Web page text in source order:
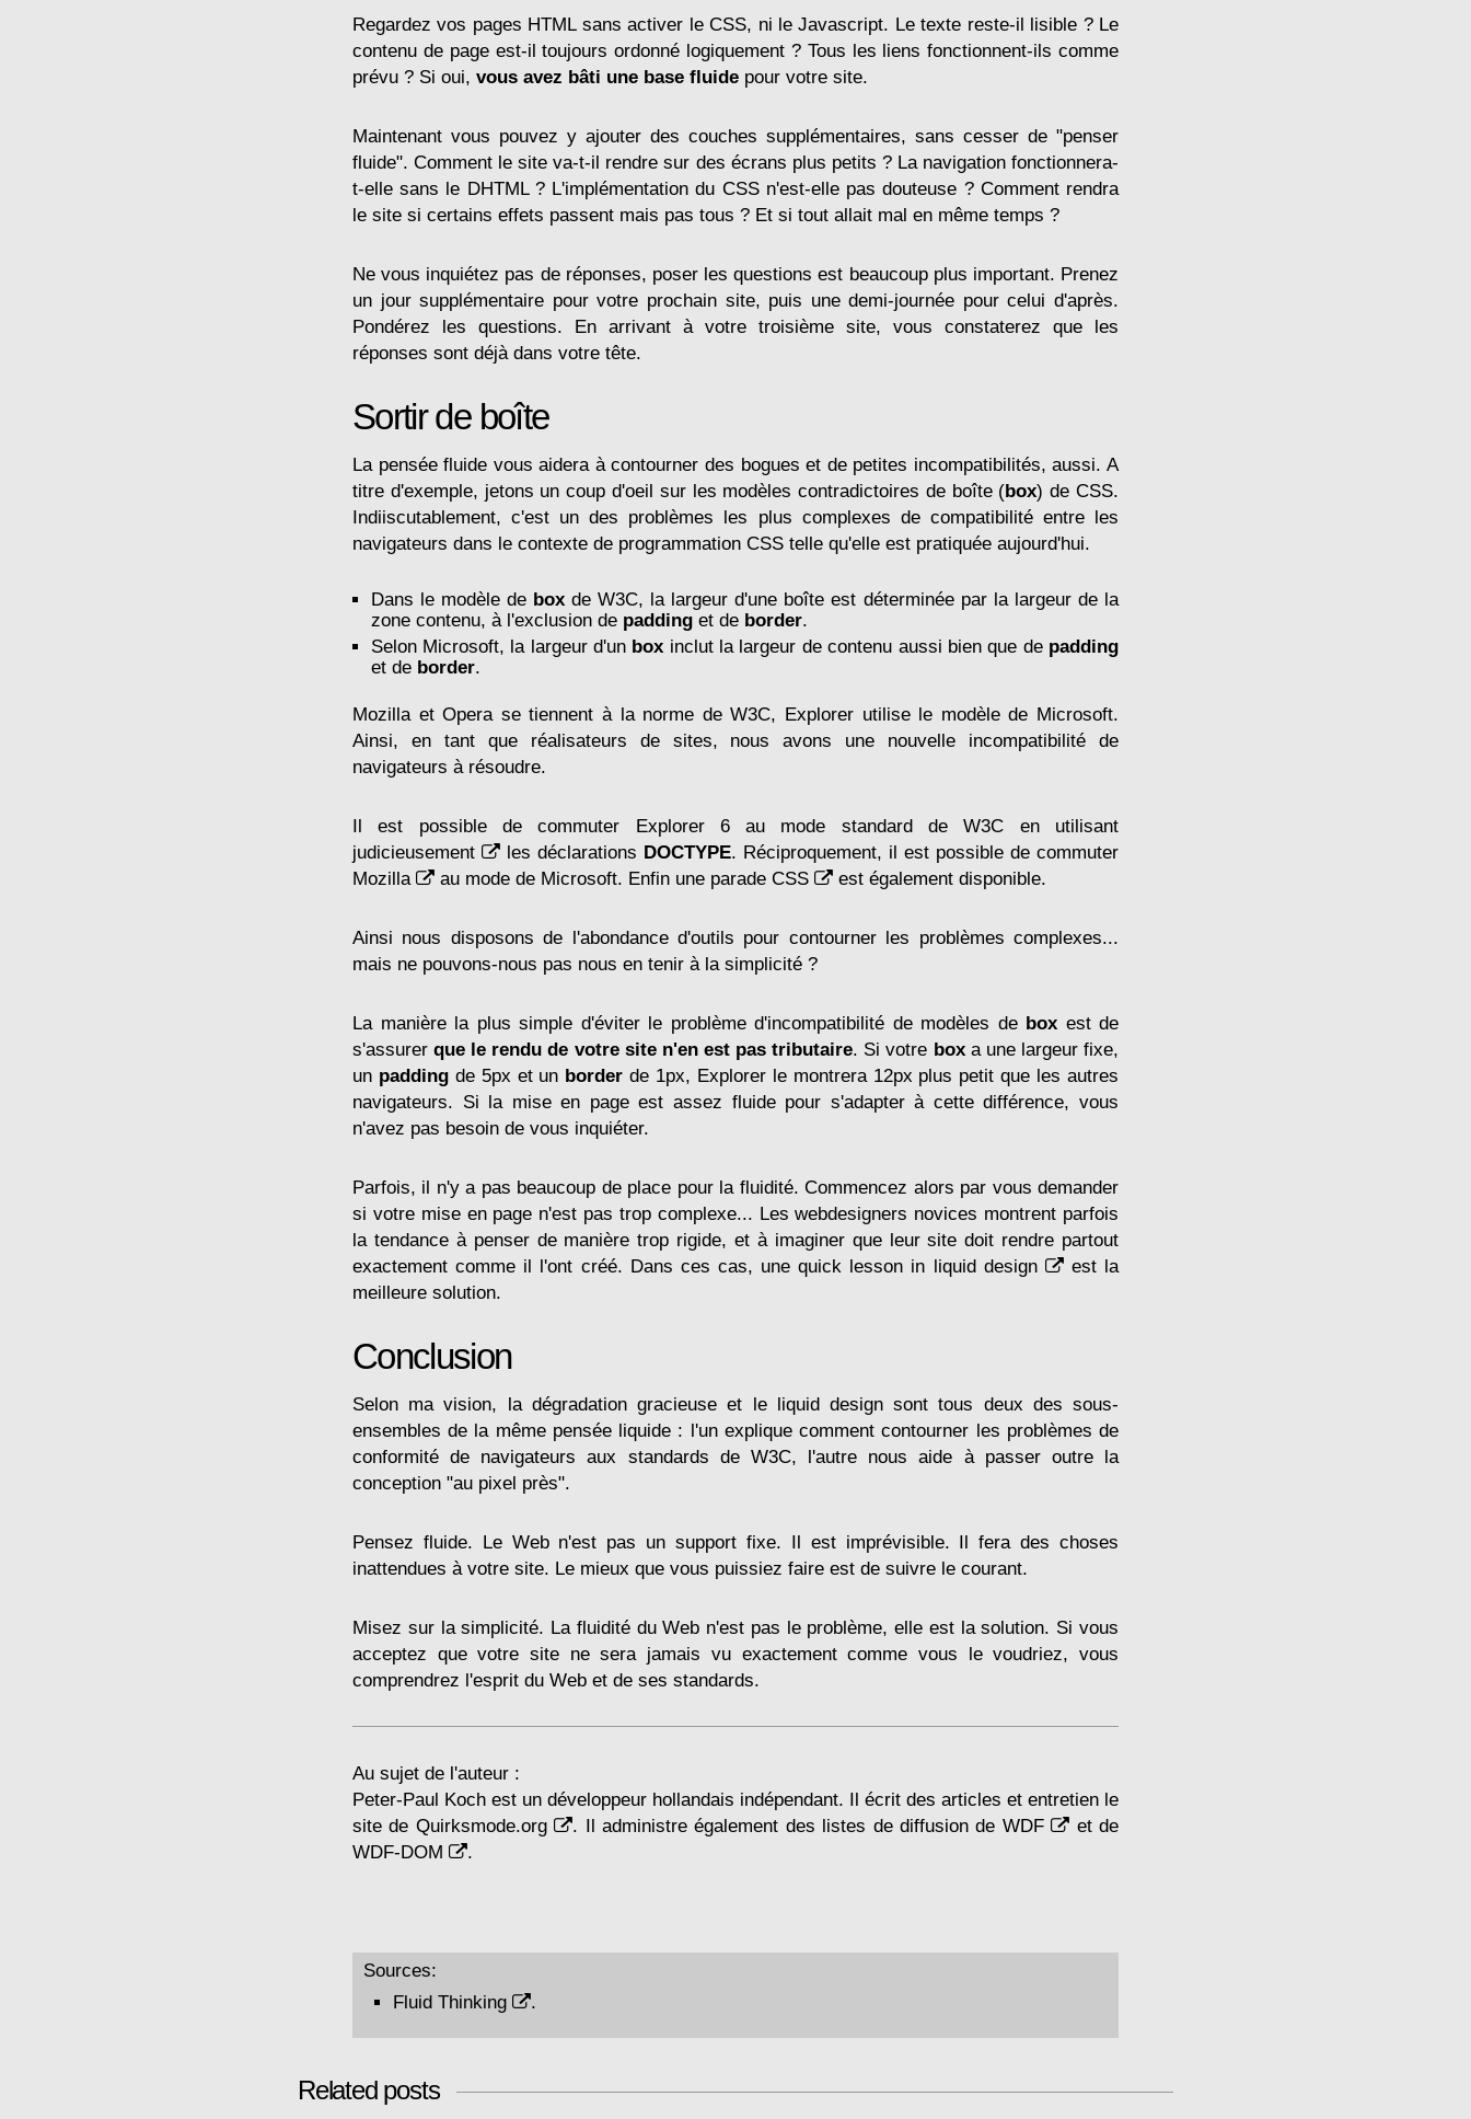
Regardez vos pages HTML sans activer le CSS, ni le Javascript. Le texte reste-il lisible ? Le
contenu de page est-il toujours ordonné logiquement ? Tous les liens fonctionnent-ils comme
prévu ? Si oui, vous avez bâti une base fluide pour votre site.
Maintenant vous pouvez y ajouter des couches supplémentaires, sans cesser de "penser
fluide". Comment le site va-t-il rendre sur des écrans plus petits ? La navigation fonctionnera-
t-elle sans le DHTML ? L'implémentation du CSS n'est-elle pas douteuse ? Comment rendra
le site si certains effets passent mais pas tous ? Et si tout allait mal en même temps ?
Ne vous inquiétez pas de réponses, poser les questions est beaucoup plus important. Prenez
un jour supplémentaire pour votre prochain site, puis une demi-journée pour celui d'après.
Pondérez les questions. En arrivant à votre troisième site, vous constaterez que les
réponses sont déjà dans votre tête.
Sortir de boîte
La pensée fluide vous aidera à contourner des bogues et de petites incompatibilités, aussi. A
titre d'exemple, jetons un coup d'oeil sur les modèles contradictoires de boîte (box) de CSS.
Indiiscutablement, c'est un des problèmes les plus complexes de compatibilité entre les
navigateurs dans le contexte de programmation CSS telle qu'elle est pratiquée aujourd'hui.
Dans le modèle de boxde W3C, la largeur d'une boîte est déterminée par la largeur de la
zone contenu, à l'exclusion de paddinget de border.
Selon Microsoft, la largeur d'un box inclut la largeur de contenu aussi bien que de padding
et de border.
Mozilla et Opera se tiennent à la norme de W3C, Explorer utilise le modèle de Microsoft.
Ainsi, en tant que réalisateurs de sites, nous avons une nouvelle incompatibilité de
navigateurs à résoudre.
Il est possible de commuter Explorer 6 au mode standard de W3C en utilisant
judicieusement
les déclarations DOCTYPE. Réciproquement, il est possible de commuter
Mozilla
au mode de Microsoft. Enfin une parade CSS est également disponible.
Ainsi nous disposons de l'abondance d'outils pour contourner les problèmes complexes...
mais ne pouvons-nous pas nous en tenir à la simplicité ?
La manière la plus simple d'éviter le problème d'incompatibilité de modèles de box est de
s'assurerque le rendu de votre site n'en est pas tributaire. Si votre boxa une largeur fixe,
un paddingde 5px et un border de 1px, Explorer le montrera 12px plus petit que les autres
navigateurs. Si la mise en page est assez fluide pour s'adapter à cette différence, vous
n'avez pas besoin de vous inquiéter.
Parfois, il n'y a pas beaucoup de place pour la fluidité. Commencez alors par vous demander
si votre mise en page n'est pas trop complexe... Les webdesigners novices montrent parfois
la tendance à penser de manière trop rigide, et à imaginer que leur site doit rendre partout
exactement comme il l'ont créé. Dans ces cas, unequick lesson in liquid design
est la
meilleure solution.
Conclusion
Selon ma vision, la dégradation gracieuse et le liquid design sont tous deux des sous-
ensembles de la même pensée liquide : l'un explique comment contourner les problèmes de
conformité de navigateurs aux standards de W3C, l'autre nous aide à passer outre la
conception "au pixel près".
Pensez fluide. Le Web n'est pas un support fixe. Il est imprévisible. Il fera des choses
inattendues à votre site. Le mieux que vous puissiez faire est de suivre le courant.
Misez sur la simplicité. La fluidité du Web n'est pas le problème, elle est la solution. Si vous
acceptez que votre site ne sera jamais vu exactement comme vous le voudriez, vous
comprendrez l'esprit du Web et de ses standards.
Au sujet de l'auteur :
Peter-Paul Koch est un développeur hollandais indépendant. Il écrit des articles et entretien le
site de Quirksmode.org . Il administre également des listes de diffusion de WDF
et de
WDF-DOM
.
Sources:
Fluid Thinking
.
Related posts